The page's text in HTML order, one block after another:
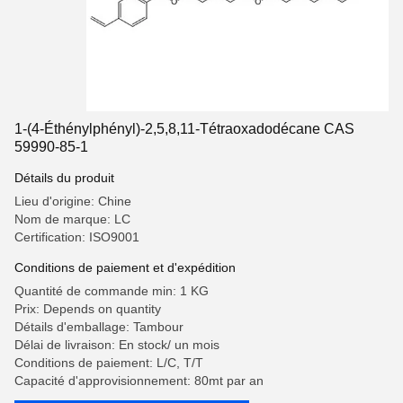
1-(4-Éthénylphényl)-2,5,8,11-Tétraoxadodécane CAS
59990-85-1
Détails du produit
Lieu d'origine: Chine
Nom de marque: LC
Certification: ISO9001
Conditions de paiement et d'expédition
Quantité de commande min: 1 KG
Prix: Depends on quantity
Détails d'emballage: Tambour
Délai de livraison: En stock/ un mois
Conditions de paiement: L/C, T/T
Capacité d'approvisionnement: 80mt par an